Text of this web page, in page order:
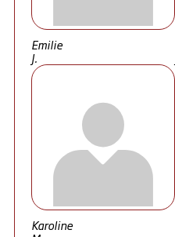
Emilie
J.
Karoline